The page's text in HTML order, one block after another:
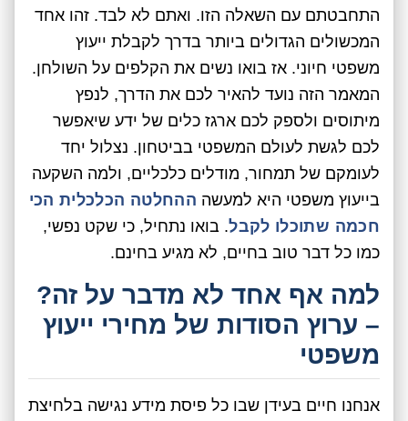
התחבטתם עם השאלה הזו. ואתם לא לבד. זהו אחד
המכשולים הגדולים ביותר בדרך לקבלת ייעוץ
משפטי חיוני. אז בואו נשים את הקלפים על השולחן.
המאמר הזה נועד להאיר לכם את הדרך, לנפץ
מיתוסים ולספק לכם ארגז כלים של ידע שיאפשר
לכם לגשת לעולם המשפטי בביטחון. נצלול יחד
לעומקם של תמחור, מודלים כלכליים, ולמה השקעה
בייעוץ משפטי היא למעשה ההחלטה הכלכלית הכי
חכמה שתוכלו לקבל. בואו נתחיל, כי שקט נפשי,
כמו כל דבר טוב בחיים, לא מגיע בחינם.
למה אף אחד לא מדבר על זה?
– ערוץ הסודות של מחירי ייעוץ
משפטי
אנחנו חיים בעידן שבו כל פיסת מידע נגישה בלחיצת